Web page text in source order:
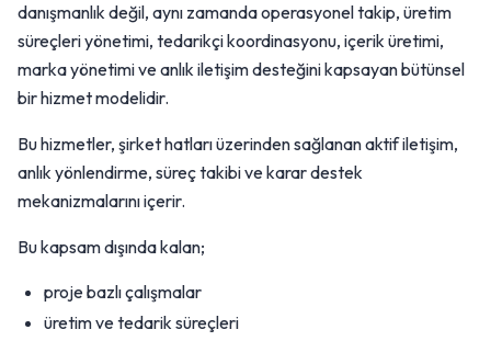
danışmanlık değil, aynı zamanda operasyonel takip, üretim
süreçleri yönetimi, tedarikçi koordinasyonu, içerik üretimi,
marka yönetimi ve anlık iletişim desteğini kapsayan bütünsel
bir hizmet modelidir.
Bu hizmetler, şirket hatları üzerinden sağlanan aktif iletişim,
anlık yönlendirme, süreç takibi ve karar destek
mekanizmalarını içerir.
Bu kapsam dışında kalan;
proje bazlı çalışmalar
üretim ve tedarik süreçleri